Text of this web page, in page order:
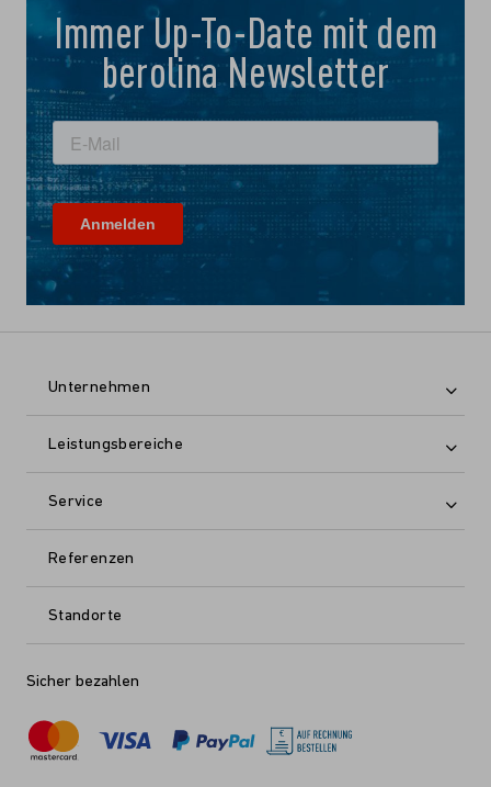
Immer Up-To-Date mit dem
berolina Newsletter
Unternehmen
Leistungsbereiche
Service
Referenzen
Standorte
Sicher bezahlen